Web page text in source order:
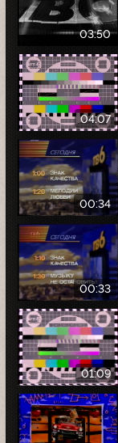
03:50
04:07
00:34
00:33
01:09